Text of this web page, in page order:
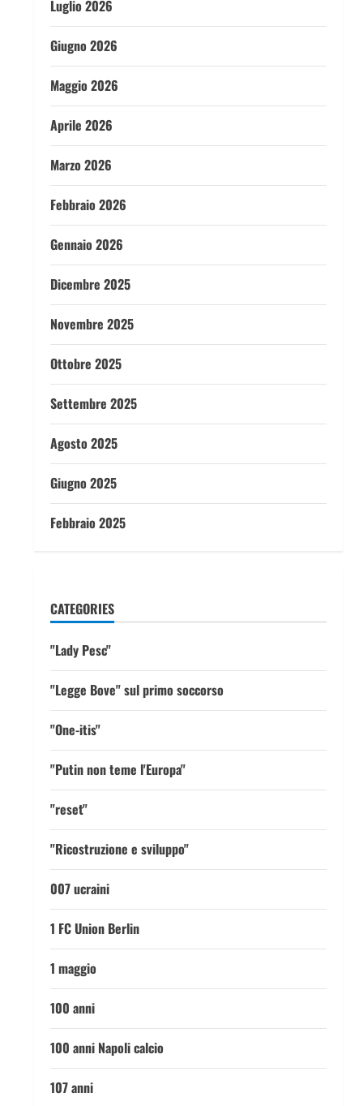
Luglio 2026
Giugno 2026
Maggio 2026
Aprile 2026
Marzo 2026
Febbraio 2026
Gennaio 2026
Dicembre 2025
Novembre 2025
Ottobre 2025
Settembre 2025
Agosto 2025
Giugno 2025
Febbraio 2025
CATEGORIES
"Lady Pesc"
"Legge Bove" sul primo soccorso
"One-itis"
"Putin non teme l'Europa"
"reset"
"Ricostruzione e sviluppo"
007 ucraini
1 FC Union Berlin
1 maggio
100 anni
100 anni Napoli calcio
107 anni